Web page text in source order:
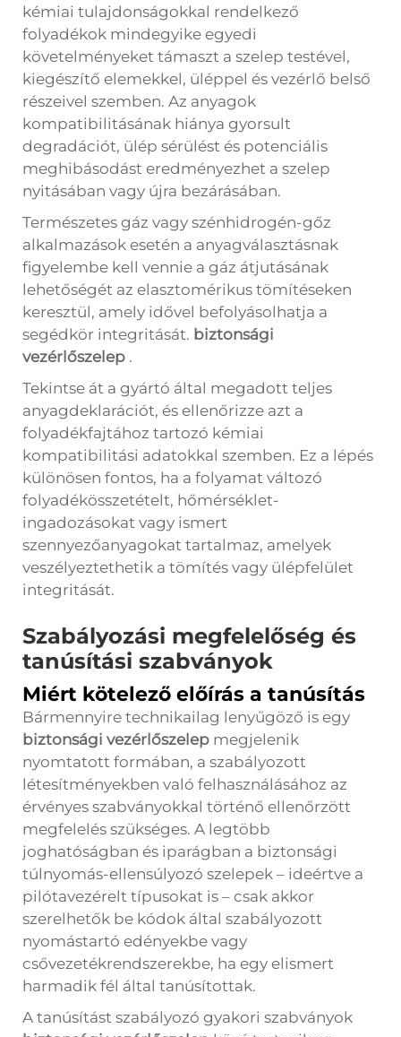
kémiai tulajdonságokkal rendelkező
folyadékok mindegyike egyedi
követelményeket támaszt a szelep testével,
kiegészítő elemekkel, üléppel és vezérlő belső
részeivel szemben. Az anyagok
kompatibilitásának hiánya gyorsult
degradációt, ülép sérülést és potenciális
meghibásodást eredményezhet a szelep
nyitásában vagy újra bezárásában.
Természetes gáz vagy szénhidrogén-gőz
alkalmazások esetén a anyagválasztásnak
figyelembe kell vennie a gáz átjutásának
lehetőségét az elasztomérikus tömítéseken
keresztül, amely idővel befolyásolhatja a
segédkör integritását. biztonsági
vezérlőszelep .
Tekintse át a gyártó által megadott teljes
anyagdeklarációt, és ellenőrizze azt a
folyadékfajtához tartozó kémiai
kompatibilitási adatokkal szemben. Ez a lépés
különösen fontos, ha a folyamat változó
folyadékösszetételt, hőmérséklet-
ingadozásokat vagy ismert
szennyezőanyagokat tartalmaz, amelyek
veszélyeztethetik a tömítés vagy ülépfelület
integritását.
Szabályozási megfelelőség és
tanúsítási szabványok
Miért kötelező előírás a tanúsítás
Bármennyire technikailag lenyűgöző is egy
biztonsági vezérlőszelep megjelenik
nyomtatott formában, a szabályozott
létesítményekben való felhasználásához az
érvényes szabványokkal történő ellenőrzött
megfelelés szükséges. A legtöbb
joghatóságban és iparágban a biztonsági
túlnyomás-ellensúlyozó szelepek – ideértve a
pilótavezérelt típusokat is – csak akkor
szerelhetők be kódok által szabályozott
nyomástartó edényekbe vagy
csővezetékrendszerekbe, ha egy elismert
harmadik fél által tanúsítottak.
A tanúsítást szabályozó gyakori szabványok